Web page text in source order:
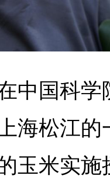
中国科
海松江
玉米实施